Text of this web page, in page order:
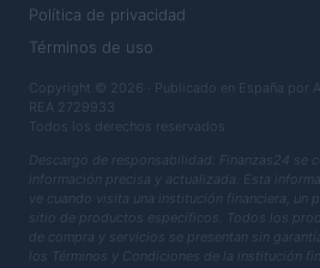
Política de privacidad
Términos de uso
Copyright © 2026 · Publicado en España por
REA 2729933
Todos los derechos reservados
Descargo de responsabilidad: Finanzas24 se
información precisa y actualizada. Esta
ve cuando visita una institución financiera, un
sitio de productos específicos. Todos los
de compra y servicios se presentan sin
los Términos y Condiciones de la institución